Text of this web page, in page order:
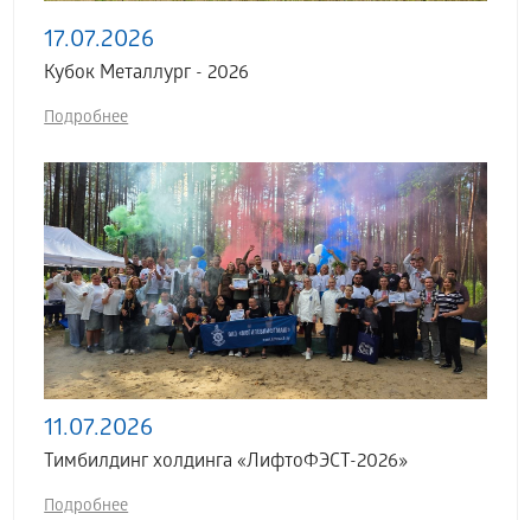
17.07.2026
Кубок Металлург - 2026
Подробнее
11.07.2026
Тимбилдинг холдинга «ЛифтоФЭСТ-2026»
Подробнее